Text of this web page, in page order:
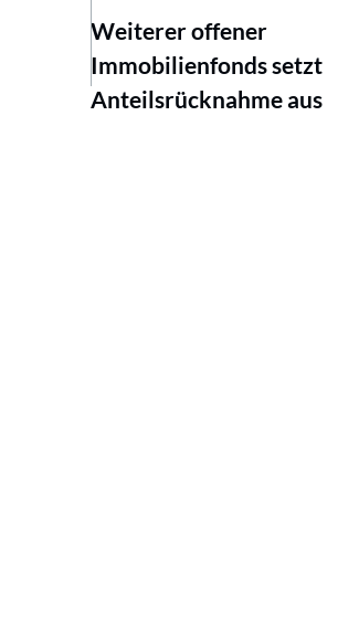
Weiterer offener
Immobilienfonds setzt
Anteilsrücknahme aus